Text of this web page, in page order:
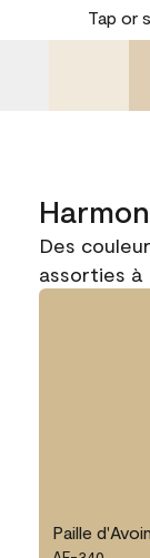
Tap or
Des
assorties à
Paille